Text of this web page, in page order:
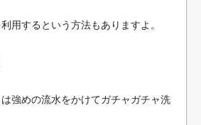
用するという方法もありますよ。
強めの流水をかけてガチャガチャ洗